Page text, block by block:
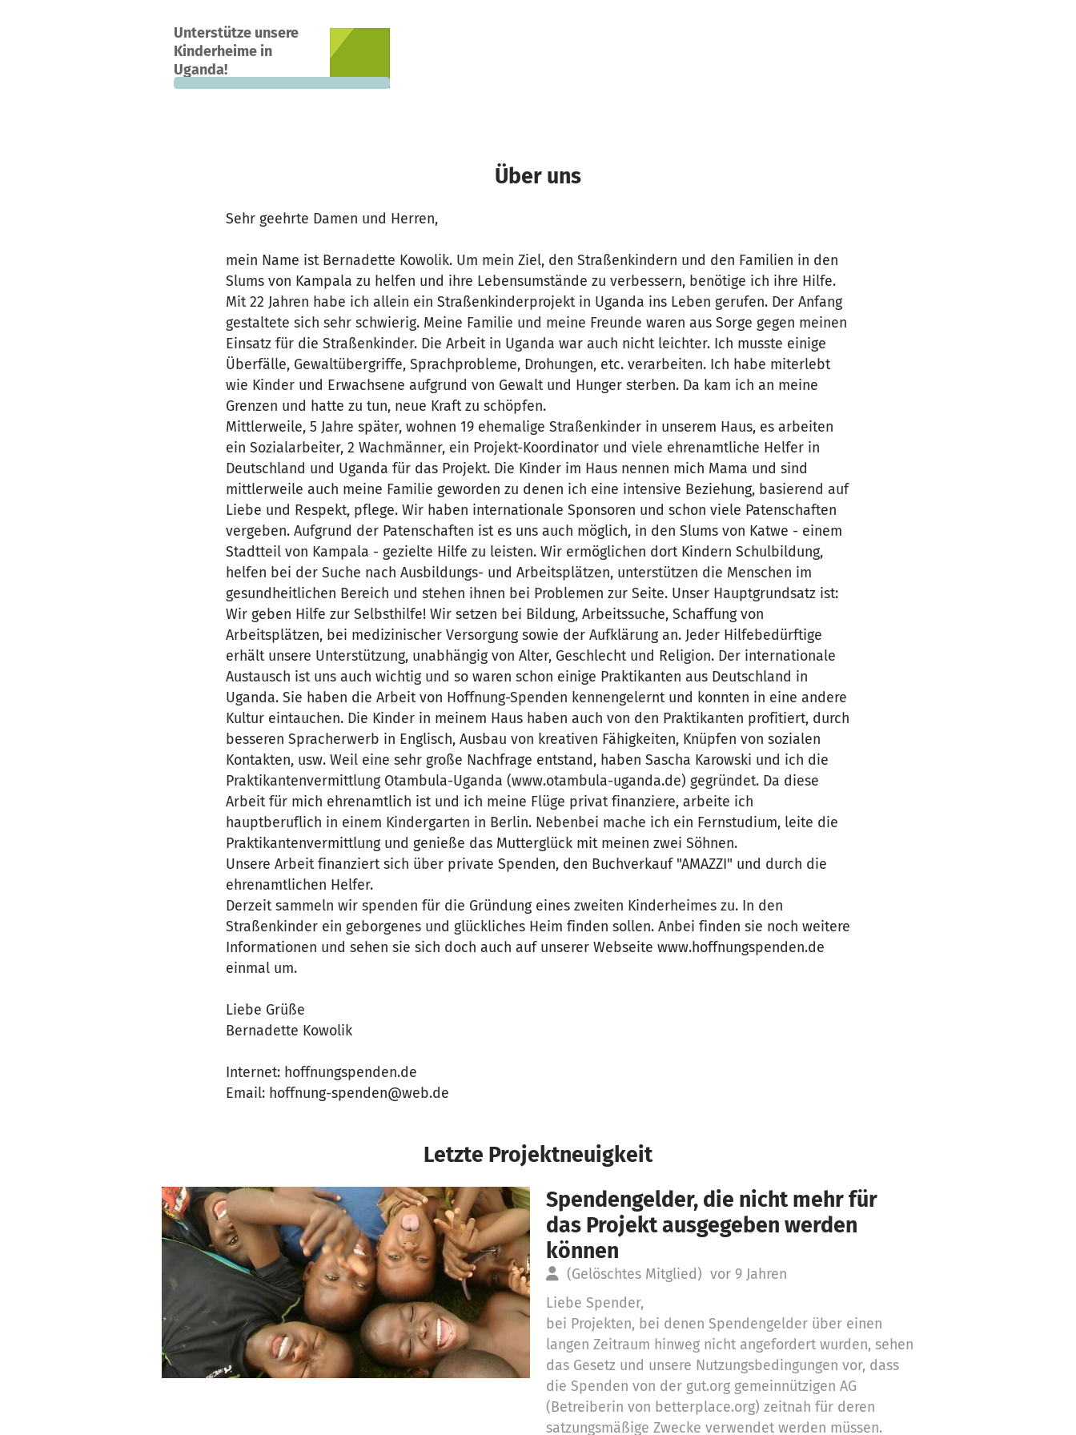
Unterstütze unsere
Kinderheime in
Uganda!
Ein Projekt in Kampala, Uganda
0
Spenden
0 %
Über uns
Sehr geehrte Damen und Herren,
mein Name ist Bernadette Kowolik. Um mein Ziel, den Straßenkindern und den Familien in den
Slums von Kampala zu helfen und ihre Lebensumstände zu verbessern, benötige ich ihre Hilfe.
Mit 22 Jahren habe ich allein ein Straßenkinderprojekt in Uganda ins Leben gerufen. Der Anfang
gestaltete sich sehr schwierig. Meine Familie und meine Freunde waren aus Sorge gegen meinen
Einsatz für die Straßenkinder. Die Arbeit in Uganda war auch nicht leichter. Ich musste einige
Überfälle, Gewaltübergriffe, Sprachprobleme, Drohungen, etc. verarbeiten. Ich habe miterlebt
wie Kinder und Erwachsene aufgrund von Gewalt und Hunger sterben. Da kam ich an meine
Grenzen und hatte zu tun, neue Kraft zu schöpfen.
Mittlerweile, 5 Jahre später, wohnen 19 ehemalige Straßenkinder in unserem Haus, es arbeiten
ein Sozialarbeiter, 2 Wachmänner, ein Projekt-Koordinator und viele ehrenamtliche Helfer in
Deutschland und Uganda für das Projekt. Die Kinder im Haus nennen mich Mama und sind
mittlerweile auch meine Familie geworden zu denen ich eine intensive Beziehung, basierend auf
Liebe und Respekt, pflege. Wir haben internationale Sponsoren und schon viele Patenschaften
vergeben. Aufgrund der Patenschaften ist es uns auch möglich, in den Slums von Katwe - einem
Stadtteil von Kampala - gezielte Hilfe zu leisten. Wir ermöglichen dort Kindern Schulbildung,
helfen bei der Suche nach Ausbildungs- und Arbeitsplätzen, unterstützen die Menschen im
gesundheitlichen Bereich und stehen ihnen bei Problemen zur Seite. Unser Hauptgrundsatz ist:
Wir geben Hilfe zur Selbsthilfe! Wir setzen bei Bildung, Arbeitssuche, Schaffung von
Arbeitsplätzen, bei medizinischer Versorgung sowie der Aufklärung an. Jeder Hilfebedürftige
erhält unsere Unterstützung, unabhängig von Alter, Geschlecht und Religion. Der internationale
Austausch ist uns auch wichtig und so waren schon einige Praktikanten aus Deutschland in
Uganda. Sie haben die Arbeit von Hoffnung-Spenden kennengelernt und konnten in eine andere
Kultur eintauchen. Die Kinder in meinem Haus haben auch von den Praktikanten profitiert, durch
besseren Spracherwerb in Englisch, Ausbau von kreativen Fähigkeiten, Knüpfen von sozialen
Kontakten, usw. Weil eine sehr große Nachfrage entstand, haben Sascha Karowski und ich die
Praktikantenvermittlung Otambula-Uganda (www.otambula-uganda.de) gegründet. Da diese
Arbeit für mich ehrenamtlich ist und ich meine Flüge privat finanziere, arbeite ich
hauptberuflich in einem Kindergarten in Berlin. Nebenbei mache ich ein Fernstudium, leite die
Praktikantenvermittlung und genieße das Mutterglück mit meinen zwei Söhnen.
Unsere Arbeit finanziert sich über private Spenden, den Buchverkauf "AMAZZI" und durch die
ehrenamtlichen Helfer.
Derzeit sammeln wir spenden für die Gründung eines zweiten Kinderheimes zu. In den
Straßenkinder ein geborgenes und glückliches Heim finden sollen. Anbei finden sie noch weitere
Informationen und sehen sie sich doch auch auf unserer Webseite www.hoffnungspenden.de
einmal um.
Liebe Grüße
Bernadette Kowolik
Internet: hoffnungspenden.de
Email: hoffnung-spenden@web.de
Letzte Projektneuigkeit
Spendengelder, die nicht mehr für
das Projekt ausgegeben werden
können
(Gelöschtes Mitglied) vor 9 Jahren
Liebe Spender,
bei Projekten, bei denen Spendengelder über einen
langen Zeitraum hinweg nicht angefordert wurden, sehen
das Gesetz und unsere Nutzungsbedingungen vor, dass
die Spenden von der gut.org gemeinnützigen AG
(Betreiberin von betterplace.org) zeitnah für deren
satzungsmäßige Zwecke verwendet werden müssen.